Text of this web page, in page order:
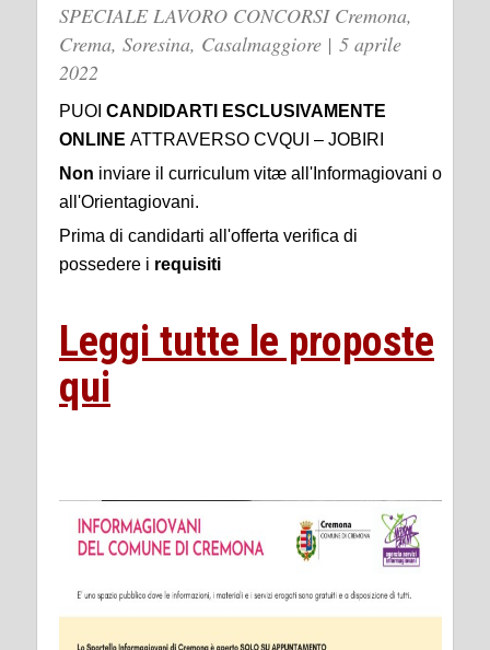
SPECIALE LAVORO CONCORSI Cremona,
Crema, Soresina, Casalmaggiore | 5 aprile
2022
PUOI CANDIDARTI ESCLUSIVAMENTE
ONLINE ATTRAVERSO CVQUI – JOBIRI
Non inviare il curriculum vitæ all'Informagiovani o
all'Orientagiovani.
Prima di candidarti all'offerta verifica di
possedere i requisiti
Leggi tutte le proposte
qui